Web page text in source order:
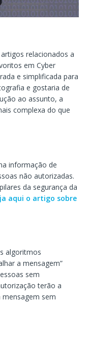
relacionados a
em Cyber
e simplificada para
e gostaria de
ao assunto, a
complexa do que
informação de
não autorizadas.
da segurança da
aqui o artigo sobre
algoritmos
a mensagem”
sem
terão a
mensagem sem